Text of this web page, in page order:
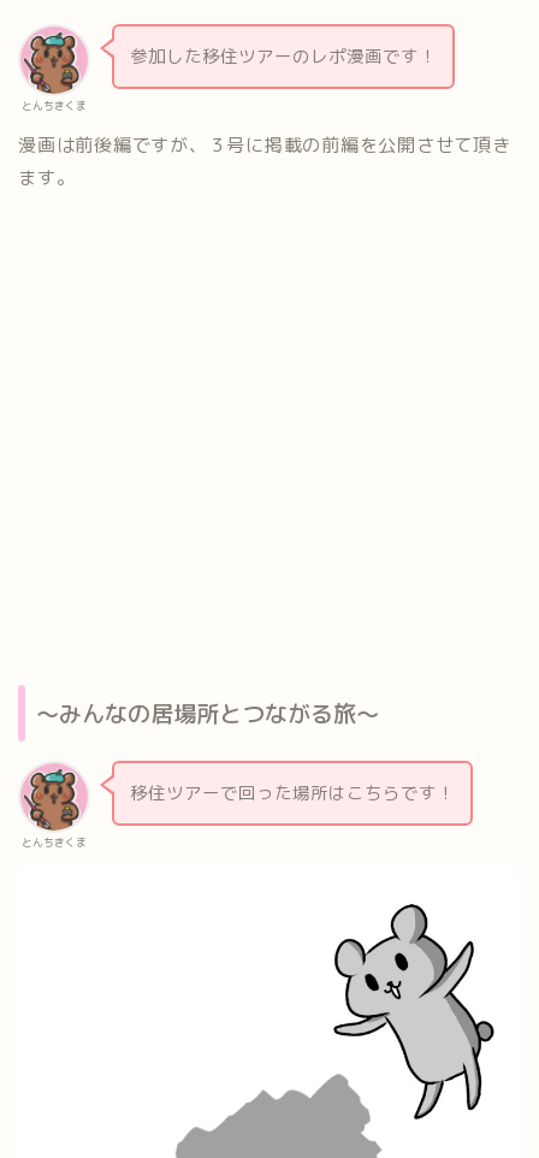
とんちきくま
参加した移住ツアーのレポ漫画です！
漫画は前後編ですが、３号に掲載の前編を公開させて頂き
ます。
～みんなの居場所とつながる旅～
とんちきくま
移住ツアーで回った場所はこちらです！